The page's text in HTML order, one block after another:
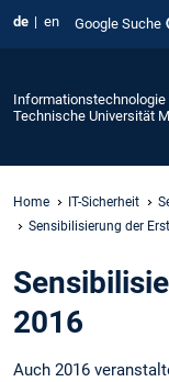
de en Google Suche
Informationstechnologie
Technische Universität
Home IT-Sicherheit
Sensibilisierung der
2016
Auch 2016